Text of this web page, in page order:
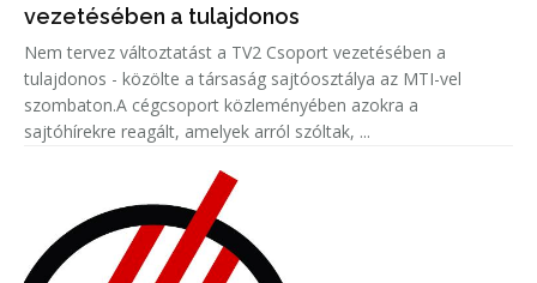
vezetésében a tulajdonos
Nem tervez változtatást a TV2 Csoport vezetésében a
tulajdonos - közölte a társaság sajtóosztálya az MTI-vel
szombaton.A cégcsoport közleményében azokra a
sajtóhírekre reagált, amelyek arról szóltak, ...